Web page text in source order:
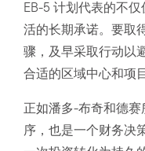
EB-5 计划代表的不
活的长期承诺。要取
骤，及早采取行动以
合适的区域中心和项目
正如潘多-布奇和德
序，也是一个财务决